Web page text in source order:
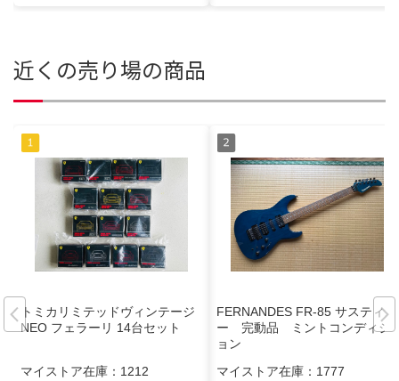
近くの売り場の商品
トミカリミテッドヴィンテージ
NEO フェラーリ 14台セット
マイストア在庫： 1212
FERNANDES FR-85 サスティナ
ー 完動品 ミントコンディシ
ョン
マイストア在庫： 1777